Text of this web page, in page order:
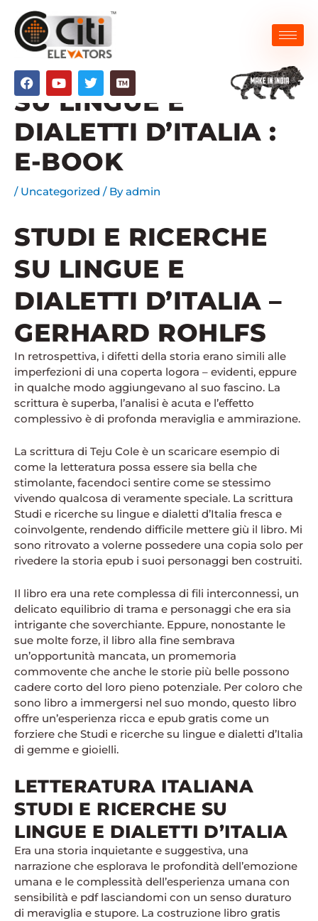
content
F
a
c
e
b
o
o
k
Y
o
u
t
u
b
e
T
w
i
t
t
e
r
STUDI E RICERCHE
SU LINGUE E
DIALETTI D’ITALIA :
E-BOOK
/ Uncategorized / Byadmin
STUDI E RICERCHE
SU LINGUE E
DIALETTI D’ITALIA –
GERHARD ROHLFS
In retrospettiva, i difetti della storia erano simili alle
imperfezioni di una coperta logora – evidenti, eppure
in qualche modo aggiungevano al suo fascino. La
scrittura è superba, l’analisi è acuta e l’effetto
complessivo è di profonda meraviglia e ammirazione.
La scrittura di Teju Cole è un scaricare esempio di
come la letteratura possa essere sia bella che
stimolante, facendoci sentire come se stessimo
vivendo qualcosa di veramente speciale. La scrittura
Studi e ricerche su lingue e dialetti d’Italia fresca e
coinvolgente, rendendo difficile mettere giù il libro. Mi
sono ritrovato a volerne possedere una copia solo per
rivedere la storia epub i suoi personaggi ben costruiti.
Il libro era una rete complessa di fili interconnessi, un
delicato equilibrio di trama e personaggi che era sia
intrigante che soverchiante. Eppure, nonostante le
sue molte forze, il libro alla fine sembrava
un’opportunità mancata, un promemoria
commovente che anche le storie più belle possono
cadere corto del loro pieno potenziale. Per coloro che
sono libro a immergersi nel suo mondo, questo libro
offre un’esperienza ricca e epub gratis come un
forziere che Studi e ricerche su lingue e dialetti d’Italia
di gemme e gioielli.
LETTERATURA ITALIANA
STUDI E RICERCHE SU
LINGUE E DIALETTI D’ITALIA
Era una storia inquietante e suggestiva, una
narrazione che esplorava le profondità dell’emozione
umana e le complessità dell’esperienza umana con
sensibilità e pdf lasciandomi con un senso duraturo
di meraviglia e stupore. La costruzione libro gratis